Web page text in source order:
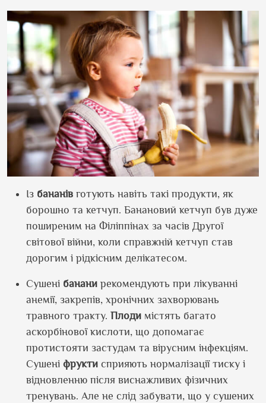
Із бананів готують навіть такі продукти, як
борошно та кетчуп. Банановий кетчуп був дуже
поширеним на Філіппінах за часів Другої
світової війни, коли справжній кетчуп став
дорогим і рідкісним делікатесом.
Сушені банани рекомендують при лікуванні
анемії, закрепів, хронічних захворювань
травного тракту. Плоди містять багато
аскорбінової кислоти, що допомагає
протистояти застудам та вірусним інфекціям.
Сушені фрукти сприяють нормалізації тиску і
відновленню після виснажливих фізичних
тренувань. Але не слід забувати, що у сушених